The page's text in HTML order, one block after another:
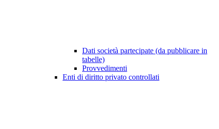
Dati società partecipate (da pubblicare in
tabelle)
Provvedimenti
Enti di diritto privato controllati